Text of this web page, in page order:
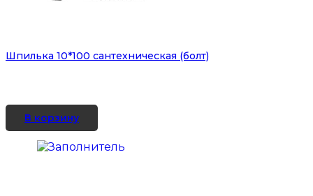
Шпилька 10*100 сантехническая (болт)
В корзину